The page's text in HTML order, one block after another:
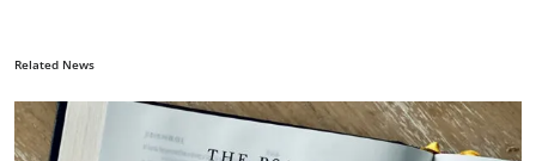
Related News